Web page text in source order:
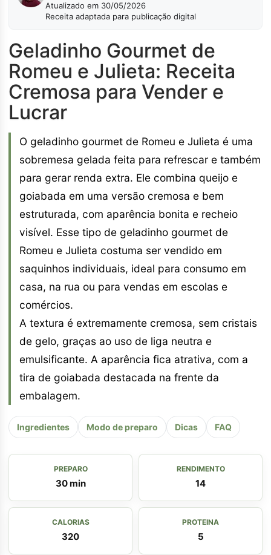
Atualizado em 30/05/2026
Receita adaptada para publicação digital
Geladinho Gourmet de
Romeu e Julieta: Receita
Cremosa para Vender e
Lucrar
O geladinho gourmet de Romeu e Julieta é uma
sobremesa gelada feita para refrescar e também
para gerar renda extra. Ele combina queijo e
goiabada em uma versão cremosa e bem
estruturada, com aparência bonita e recheio
visível. Esse tipo de geladinho gourmet de
Romeu e Julieta costuma ser vendido em
saquinhos individuais, ideal para consumo em
casa, na rua ou para vendas em escolas e
comércios.
A textura é extremamente cremosa, sem cristais
de gelo, graças ao uso de liga neutra e
emulsificante. A aparência fica atrativa, com a
tira de goiabada destacada na frente da
embalagem.
Ingredientes Modo de preparo Dicas FAQ
PREPARO
30 min
RENDIMENTO
14
CALORIAS
320
PROTEINA
5